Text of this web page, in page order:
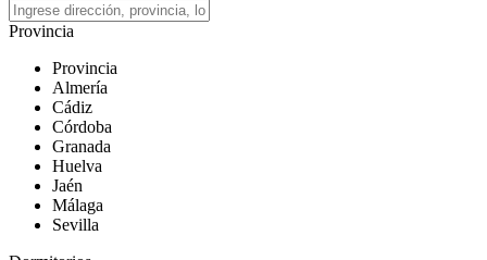
Provincia
Provincia
Almería
Cádiz
Córdoba
Granada
Huelva
Jaén
Málaga
Sevilla